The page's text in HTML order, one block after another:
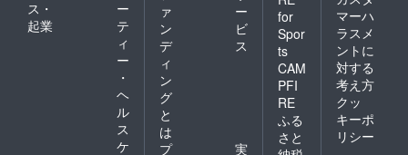
ス・
起業
ー
テ
ィ
ー
・
ヘ
ル
ス
ケ
ァ
ン
デ
ィ
ン
グ
と
は
ー
ビ
ス
プ
実
for
Spor
ts
CAM
PFI
RE
ふる
さと
マーハ
ラスメ
ントに
対する
考え方
クッ
キーポ
リシー